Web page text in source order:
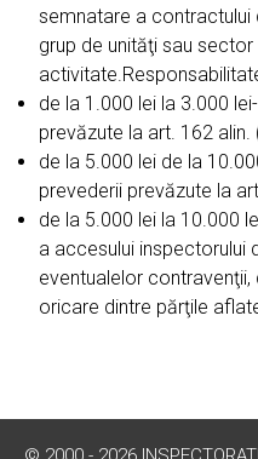
semnatare a contractului
grup de unităţi sau sector
de la 1.000 lei la 3.000
prevăzute la art. 162 alin.
de la 5.000 lei de la
prevederii prevăzute la
de la 5.000 lei la 10.000
a accesului inspectorului
eventualelor
oricare dintre părţile